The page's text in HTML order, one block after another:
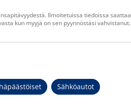
Ilmoitetuissa tiedoissa saattaa
kun myyjä on sen pyynnöstäsi vahvistanut.
Sähköautot